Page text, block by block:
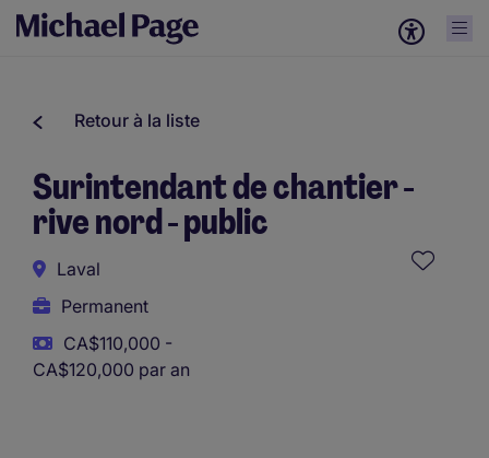
Retour à la liste
Surintendant de chantier -
rive nord - public
Laval
Permanent
CA$110,000 -
CA$120,000 par an